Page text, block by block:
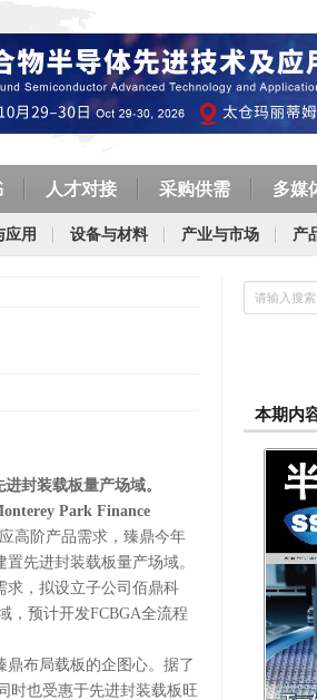
人才对接 采购供需 多媒
应用 设备与材料 产业与市场 产
封装载板量产场域。
Park Finance
高阶产品需求，臻鼎今年
先进封装载板量产场域。
求，拟设立子公司佰鼎科
，预计开发FCBGA全流程
布局载板的企图心。据了
时也受惠于先进封装载板旺
本期内